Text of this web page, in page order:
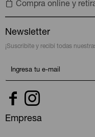
Compra online y
Newsletter
¡Suscribite y recibí todas
 
Empresa